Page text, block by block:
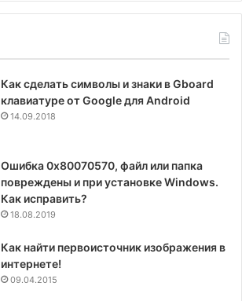
Как сделать символы и знаки в Gboard
клавиатуре от Google для Android
14.09.2018
Ошибка 0x80070570, файл или папка
повреждены и при установке Windows.
Как исправить?
18.08.2019
Как найти первоисточник изображения в
интернете!
09.04.2015